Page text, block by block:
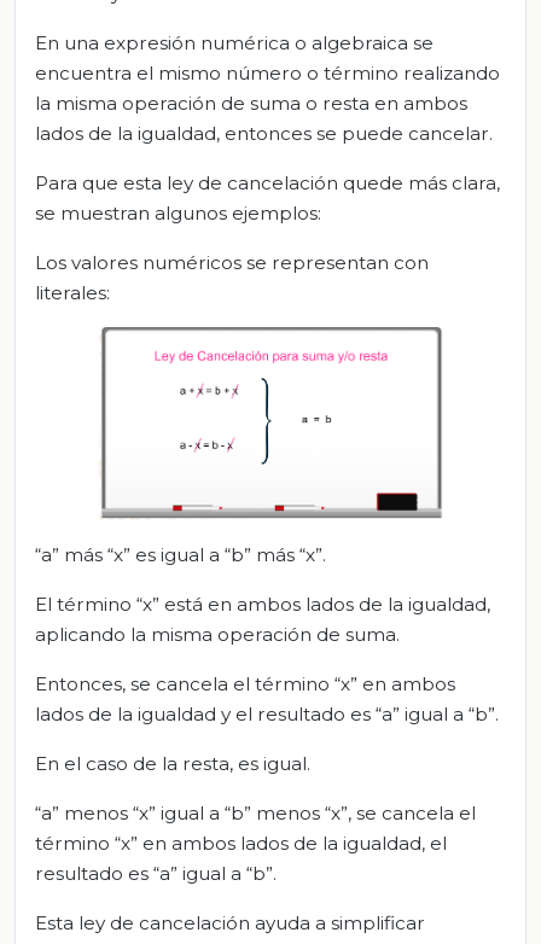
En una expresión numérica o algebraica se
encuentra el mismo número o término realizando
la misma operación de suma o resta en ambos
lados de la igualdad, entonces se puede cancelar.
Para que esta ley de cancelación quede más clara,
se muestran algunos ejemplos:
Los valores numéricos se representan con
literales:
“a” más “x” es igual a “b” más “x”.
El término “x” está en ambos lados de la igualdad,
aplicando la misma operación de suma.
Entonces, se cancela el término “x” en ambos
lados de la igualdad y el resultado es “a” igual a “b”.
En el caso de la resta, es igual.
“a” menos “x” igual a “b” menos “x”, se cancela el
término “x” en ambos lados de la igualdad, el
resultado es “a” igual a “b”.
Esta ley de cancelación ayuda a simplificar